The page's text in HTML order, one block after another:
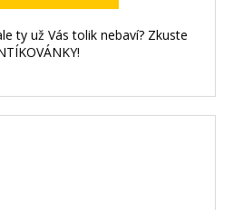
ty už Vás tolik nebaví? Zkuste